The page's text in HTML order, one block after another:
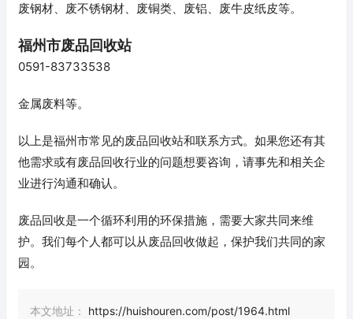
废钢材、废不锈钢材、废铜类、废铝、废牛皮纸皮等。
福州市废品回收站
0591-83733538
金属废料等。
以上是福州市常见的废品回收站和联系方式。如果您还有其
他需求或有废品回收行业的问题想要咨询，请事先和相关企
业进行沟通和确认。
废品回收是一个循环利用的环保措施，需要大家共同来维
护。我们每个人都可以从废品回收做起，保护我们共同的家
园。
本文地址：
https://huishouren.com/post/1964.html